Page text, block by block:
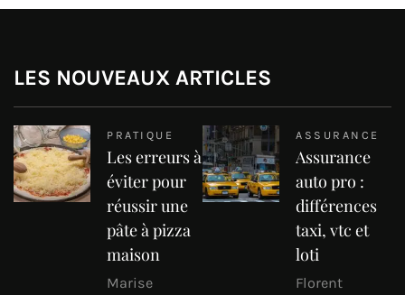
LES NOUVEAUX ARTICLES
PRATIQUE
Les erreurs à
éviter pour
réussir une
pâte à pizza
maison
Marise
ASSURANCE
Assurance
auto pro :
différences
taxi, vtc et
loti
Florent